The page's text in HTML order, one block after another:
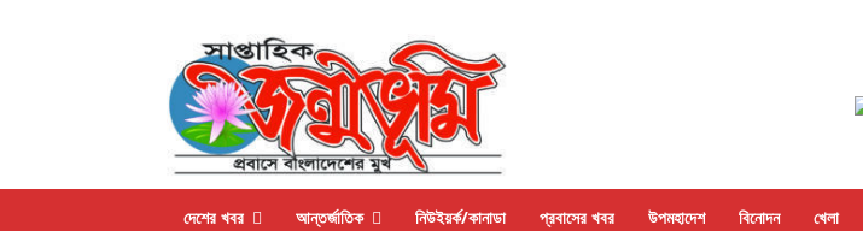
দেশের খবর আন্তর্জাতিক নিউইয়র্ক/কানাডা প্রবাসের খবর উপমহাদেশ বিনোদন খেলা